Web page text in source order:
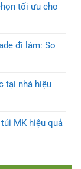
tối ưu cho
đi làm: So
tại nhà hiệu
MK hiệu quả